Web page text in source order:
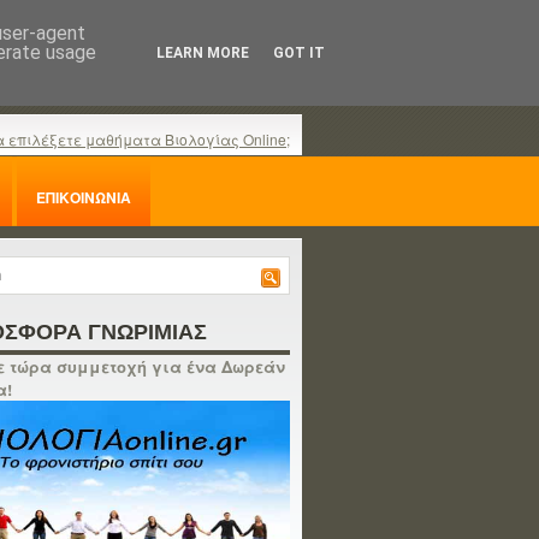
επιλέξετε μαθήματα Βιολογίας Online;
ΕΠΙΚΟΙΝΩΝΙΑ
ΓΝΩΡΙΜΙΑΣ
τώρα συμμετοχή για ένα Δωρεάν
agent
usage
LEARN MORE GOT IT